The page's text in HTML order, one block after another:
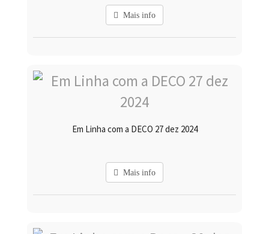
Mais info
Em Linha com a DECO 27 dez 2024
Mais info